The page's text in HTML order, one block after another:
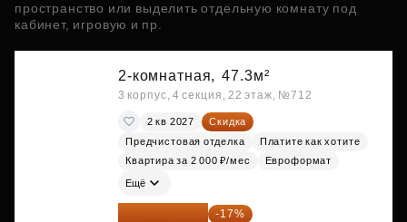
пространство или выделить отдельную комнату под
кабинет, игровую и пр.
2-комнатная, 47.3м²
3 корпус, 4 секция, 22 этаж, №712
2 кв 2027
Скидка
Предчистовая отделка
Платите как хотите
Квартира за 2 000 ₽/мес
Евроформат
Ещё
21 337 267 ₽ -17%